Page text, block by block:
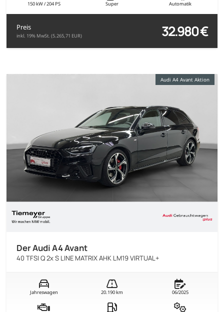
150 kW / 204 PS Super Automatik
Preis
inkl. 19% MwSt. (5.265,71 EUR) 32.980 €
Audi A4 Avant Aktion
Der Audi A4 Avant
40 TFSI Q 2x S LINE MATRIX AHK LM19 VIRTUAL+
Jahreswagen 20.190 km 06/2025